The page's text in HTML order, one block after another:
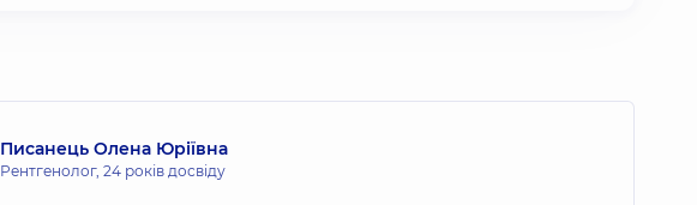
Писанець Олена Юріївна
Рентгенолог, 24 років досвіду